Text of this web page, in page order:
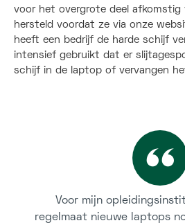
voor het overgrote deel afkomstig
hersteld voordat ze via onze
heeft een bedrijf de harde schijf
intensief gebruikt dat er
schijf in de laptop of vervangen
Voor mijn
regelmaat nieuwe laptops